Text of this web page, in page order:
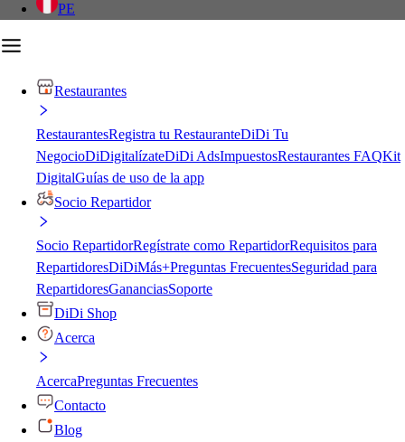
PE
Restaurantes
RestaurantesRegistra tu RestauranteDiDi Tu
NegocioDiDigitalízateDiDi AdsImpuestosRestaurantes FAQKit
DigitalGuías de uso de la app
Socio Repartidor
Socio RepartidorRegístrate como RepartidorRequisitos para
RepartidoresDiDiMás+Preguntas FrecuentesSeguridad para
RepartidoresGananciasSoporte
DiDi Shop
Acerca
AcercaPreguntas Frecuentes
Contacto
Blog